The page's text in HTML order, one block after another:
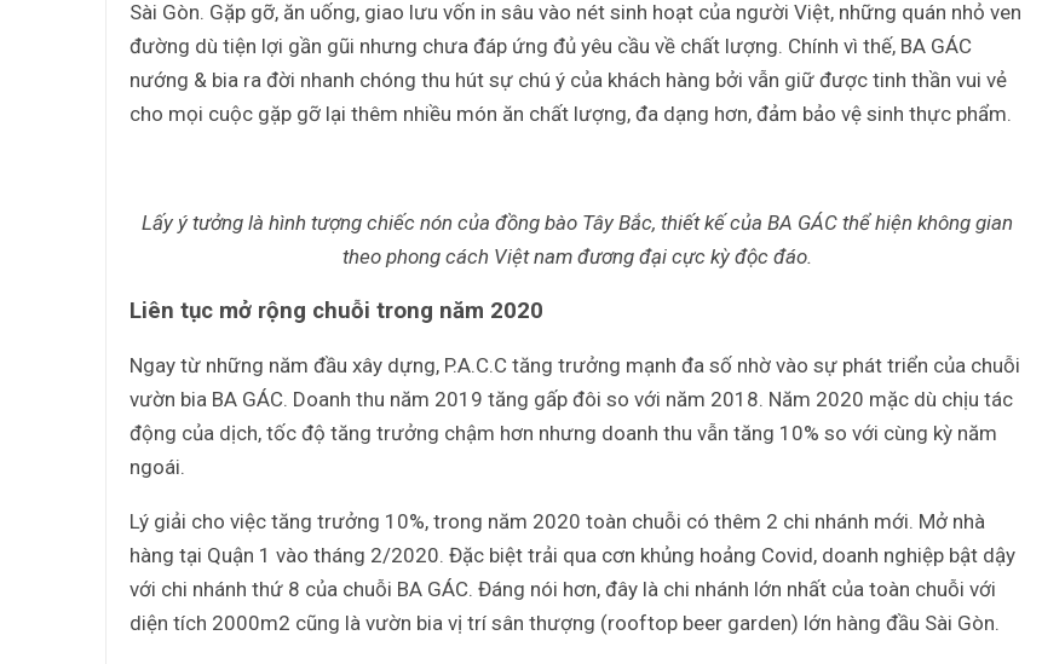
Sài Gòn. Gặp gỡ, ăn uống, giao lưu vốn in sâu vào nét sinh hoạt của người Việt, những quán nhỏ ven
đường dù tiện lợi gần gũi nhưng chưa đáp ứng đủ yêu cầu về chất lượng. Chính vì thế, BA GÁC
nướng & bia ra đời nhanh chóng thu hút sự chú ý của khách hàng bởi vẫn giữ được tinh thần vui vẻ
cho mọi cuộc gặp gỡ lại thêm nhiều món ăn chất lượng, đa dạng hơn, đảm bảo vệ sinh thực phẩm.
Lấy ý tưởng là hình tượng chiếc nón của đồng bào Tây Bắc, thiết kế của BA GÁC thể hiện không gian
theo phong cách Việt nam đương đại cực kỳ độc đáo.
Liên tục mở rộng chuỗi trong năm 2020
Ngay từ những năm đầu xây dựng, P.A.C.C tăng trưởng mạnh đa số nhờ vào sự phát triển của chuỗi
vườn bia BA GÁC. Doanh thu năm 2019 tăng gấp đôi so với năm 2018. Năm 2020 mặc dù chịu tác
động của dịch, tốc độ tăng trưởng chậm hơn nhưng doanh thu vẫn tăng 10% so với cùng kỳ năm
ngoái.
Lý giải cho việc tăng trưởng 10%, trong năm 2020 toàn chuỗi có thêm 2 chi nhánh mới. Mở nhà
hàng tại Quận 1 vào tháng 2/2020. Đặc biệt trải qua cơn khủng hoảng Covid, doanh nghiệp bật dậy
với chi nhánh thứ 8 của chuỗi BA GÁC. Đáng nói hơn, đây là chi nhánh lớn nhất của toàn chuỗi với
diện tích 2000m2 cũng là vườn bia vị trí sân thượng (rooftop beer garden) lớn hàng đầu Sài Gòn.
Tác giả Trần Tuệ Tri ra mắt sách “Giấc
Nâng Tầm Thương Hiệu Nông Sản: Khóa